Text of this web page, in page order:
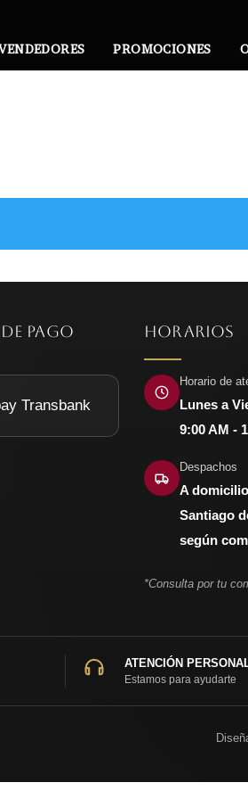
PROMOCIONES
PAGO HORARIOS
Horario de
Lunes a
9:00 AM -
Despachos
A
Santiago
según
*Consulta por tu
ATENCIÓN
Estamos para ayudarte